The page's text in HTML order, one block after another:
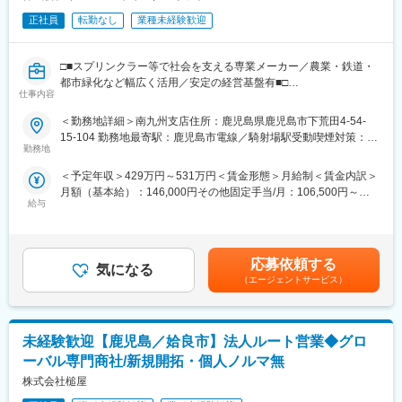
正社員 転勤なし 業種未経験歓迎
仕事内容
□■スプリンクラー等で社会を支える専業メーカー／農業・鉄道・
都市緑化など幅広く活用／安定の経営基盤有■□
◎提案導入により現場課題解決／効率化／生産性向上／省エネな
どに繋がる業務で顧客から喜ばれ、やりがいを感じることができ
◎幅広い業界との取引を通して自身の知見を広め、深めることが
できる
■業務詳細：
◇国や地方自治体などの公的機関の事業（新規事業や中長期的な
更新事業）に参画
◇民間のお客様へ当社製品の提案営業（既存代理店中心ですが、
ご紹介等を通じて新規開拓も行う機会あり）
◇製品導入決定後の設置工事の立ち合い、アフターサービス
※工事は協力会社が実施いたします。
勤務地
＜勤務地詳細＞南九州支店住所：鹿児島県鹿児島市下荒田4-54-
15-104 勤務地最寄駅：鹿児島市電線／騎射場駅受動喫煙対策：屋
給与
＜予定年収＞429万円～531万円＜賃金形態＞月給制＜賃金内訳＞
月額（基本給）：146,000円その他固定手当/月：106,500円～
間分／月）※超過分の残業手当追加支給■賞与：年3回（期末手当
含む）賃金はあくまでも目安の金額であり、選考を通じて上下す
る可能性があります。月給(月額)は固定手当を含めた表記です。
気になる 応募依頼する
（エージェントサービス）
未経験歓迎【鹿児島／姶良市】法人ルート営業◆グロ
ーバル専門商社/新規開拓・個人ノルマ無
株式会社槌屋